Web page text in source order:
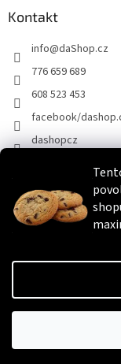
Kontakt
info@daShop.cz
776 659 689
608 523 453
facebook/
dashopcz
Copyright 2026